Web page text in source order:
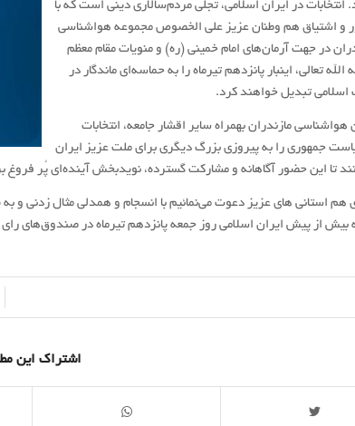
انتخابات در ایران اسلامی، تجلی مردم‌سالاری دینی است که با
و اشتیاق هم وطنان عزیز علی الخصوص مجموعه هواشناسی
در جهت آرمان‌های امام خمینی (ره) و منویات مقام معظم
تعالی، اینبار پانزدهم تیرماه را به حماسه‌ای ماندگار در
اسلامی تبدیل خواهند کرد.
هواشناسی مازندران بهمراه سایر اقشار جامعه، انتخابات
جمهوری را به پیروزی بزرگ دیگری برای ملت عزیز ایران
تا این حضور آگاهانه و مشارکت گسترده، نویدبخش آینده‌ای پُر فروغ
هم استانی های عزیز دعوت می‌نمائیم با انسجام و همدلی مثال زدنی
بیش از پیش ایران اسلامی روز جمعه پانزدهم تیرماه در صندوق‌های
اشتراک این